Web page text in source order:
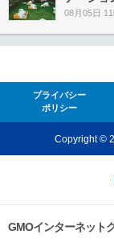
08月05日
プライバシー
ポリシー
Copyright ©
GMOインターネット